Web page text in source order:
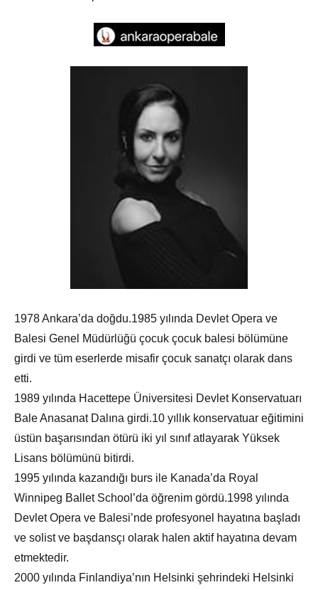
1978 Ankara’da doğdu.1985 yılında Devlet Opera ve
Balesi Genel Müdürlüğü çocuk çocuk balesi bölümüne
girdi ve tüm eserlerde misafir çocuk sanatçı olarak dans
etti.
1989 yılında Hacettepe Üniversitesi Devlet Konservatuarı
Bale Anasanat Dalına girdi.10 yıllık konservatuar eğitimini
üstün başarısından ötürü iki yıl sınıf atlayarak Yüksek
Lisans bölümünü bitirdi.
1995 yılında kazandığı burs ile Kanada’da Royal
Winnipeg Ballet School’da öğrenim gördü.1998 yılında
Devlet Opera ve Balesi’nde profesyonel hayatına başladı
ve solist ve başdansçı olarak halen aktif hayatına devam
etmektedir.
2000 yılında Finlandiya’nın Helsinki şehrindeki Helsinki